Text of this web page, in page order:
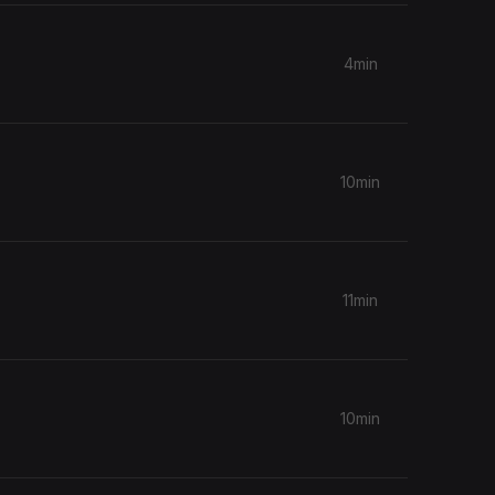
4min
10min
11min
10min